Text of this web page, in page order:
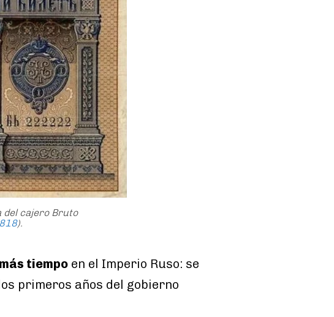
del cajero Bruto
).
tiempo en el Imperio Ruso: se
primeros años del gobierno